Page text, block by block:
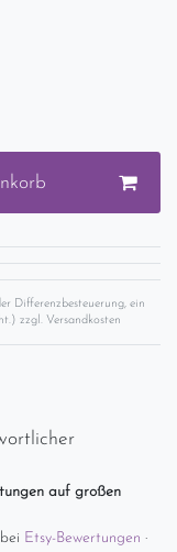
Differenzbesteuerung, ein
zzgl. Versandkosten
auf großen
Etsy-Bewertungen ·